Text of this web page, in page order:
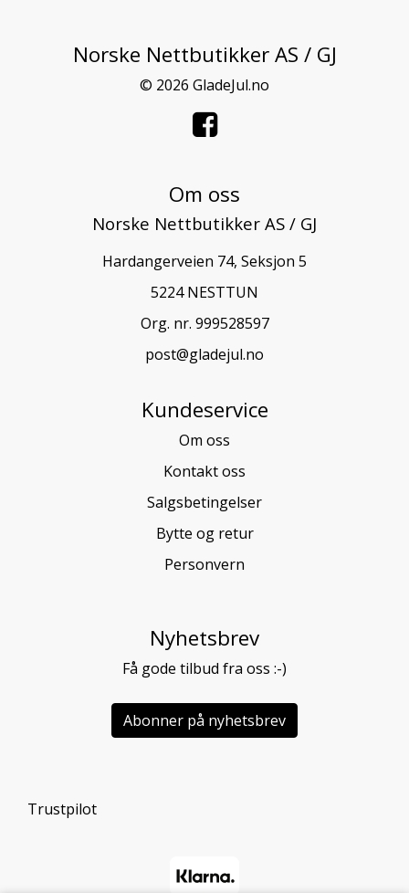
Norske Nettbutikker AS / GJ
© 2026 GladeJul.no
Om oss
Norske Nettbutikker AS / GJ
Hardangerveien 74, Seksjon 5
5224 NESTTUN
Org. nr. 999528597
post@gladejul.no
Kundeservice
Om oss
Kontakt oss
Salgsbetingelser
Bytte og retur
Personvern
Nyhetsbrev
Få gode tilbud fra oss :-)
Abonner på nyhetsbrev
Trustpilot